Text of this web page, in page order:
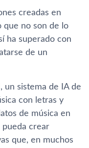
creadas en
que no son de lo
ha superado con
de un
un sistema de IA de
con letras y
de música en
pueda crear
que, en muchos